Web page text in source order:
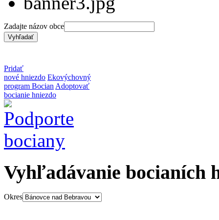
Zadajte názov obce
Pridať
nové hniezdo Ekovýchovný
program Bocian Adoptovať
bocianie hniezdo
Vyhľadávanie bocianích
Okres